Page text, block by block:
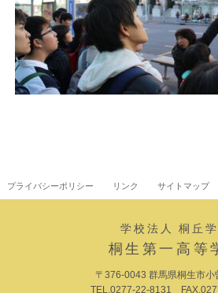
プライバシーポリシー リンク サイトマップ
学校法人 桐丘学
桐生第一高等
〒376-0043 群馬県桐生市小
TEL.0277-22-8131